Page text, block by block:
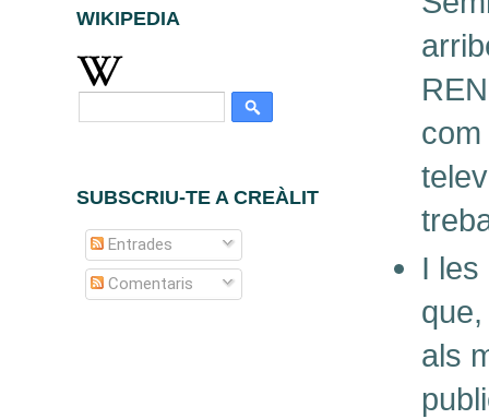
I les
als
WIKIPEDIA
SUBSCRIU-TE A CREÀLIT
Entrades
Comentaris